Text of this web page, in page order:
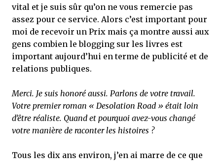
vital et je suis sûr qu’on ne vous remercie pas
assez pour ce service. Alors c’est important pour
moi de recevoir un Prix mais ça montre aussi aux
gens combien le blogging sur les livres est
important aujourd’hui en terme de publicité et de
relations publiques.
Merci. Je suis honoré aussi. Parlons de votre travail.
Votre premier roman « Desolation Road » était loin
d’être réaliste. Quand et pourquoi avez-vous changé
votre manière de raconter les histoires ?
Tous les dix ans environ, j’en ai marre de ce que